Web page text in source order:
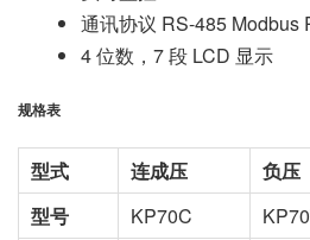
通讯协议 RS-485 Modbus
4 位数，7 段 LCD 显示
规格表
型式 连成压 负压
型号
KP70C